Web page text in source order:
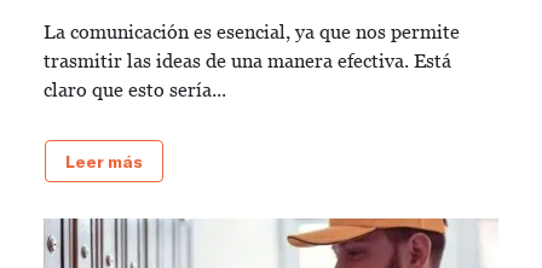
La comunicación es esencial, ya que nos permite
trasmitir las ideas de una manera efectiva. Está
claro que esto sería...
Leer más